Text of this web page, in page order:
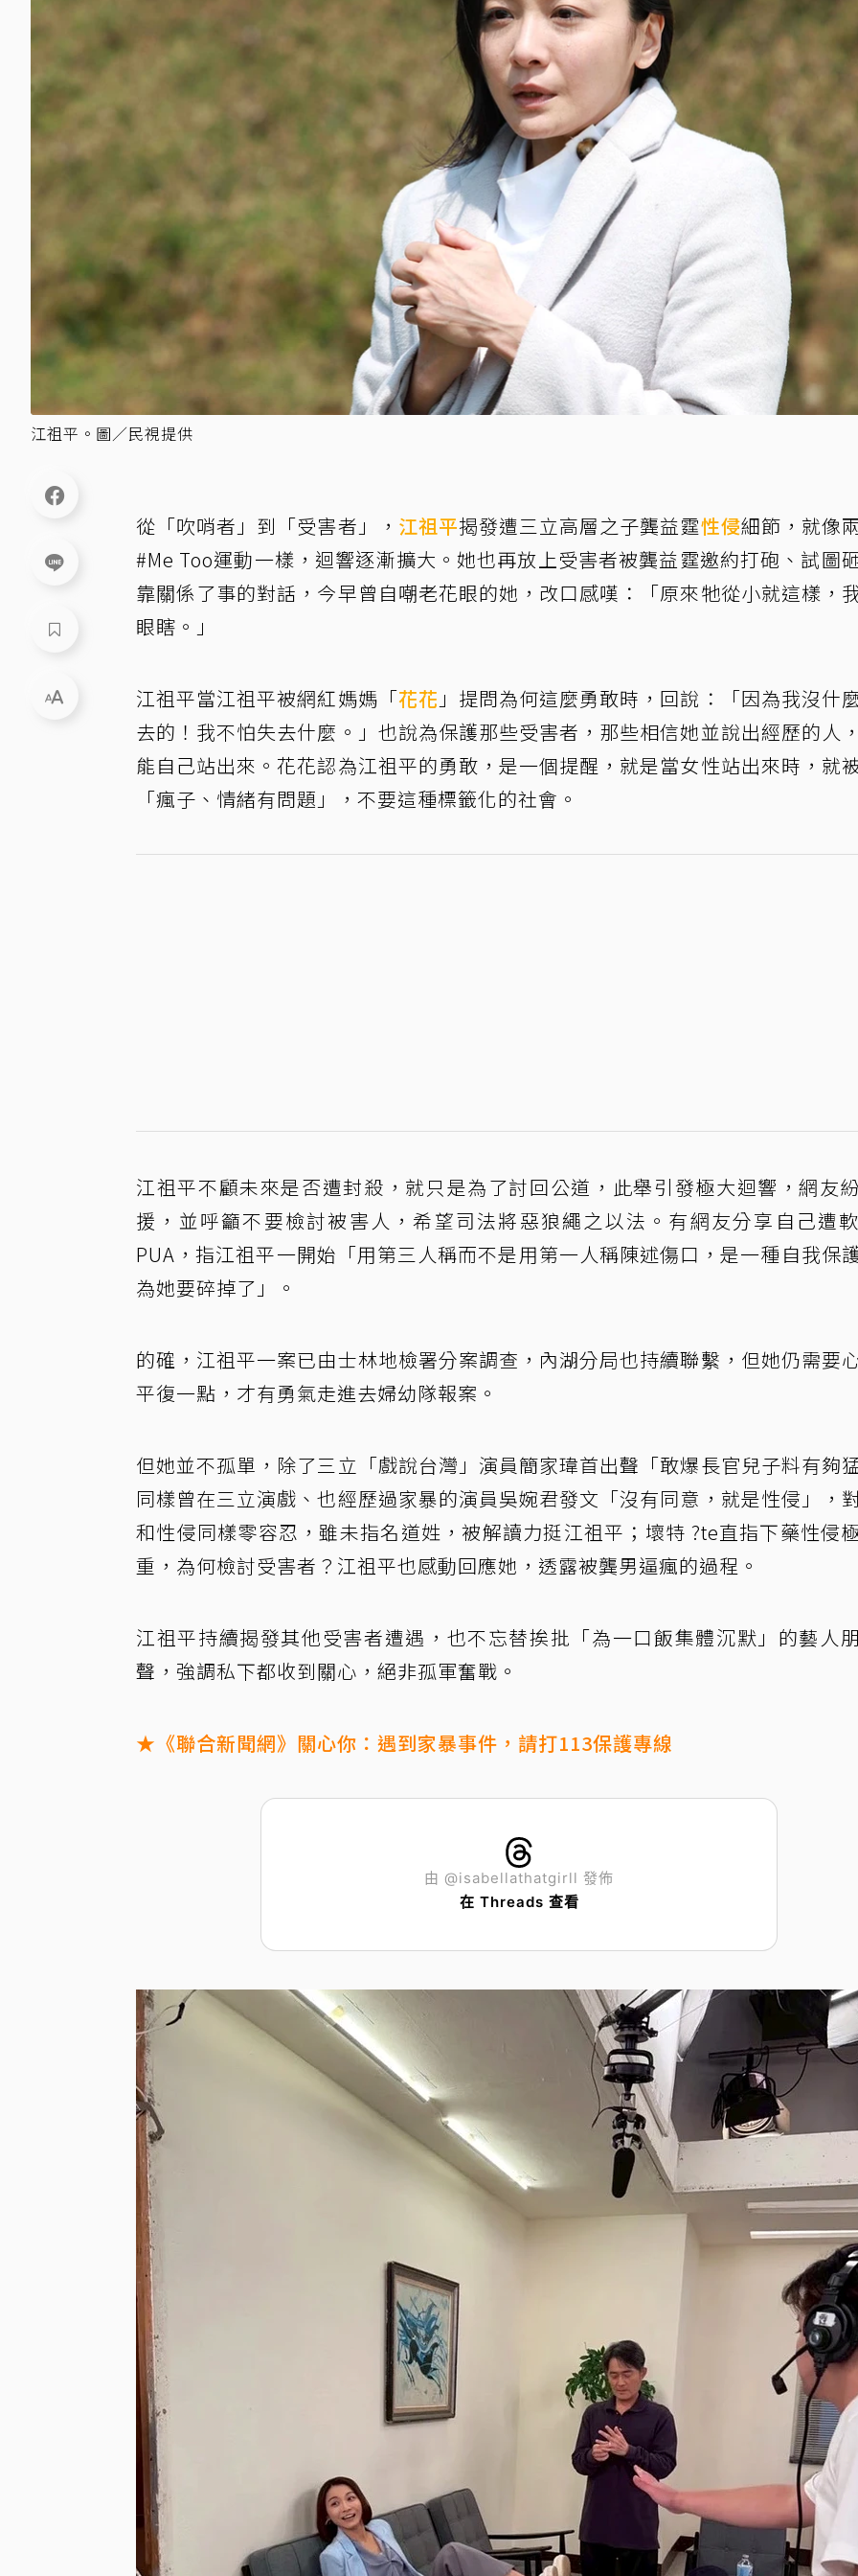
江祖平。圖／民視提供
從「吹哨者」到「受害者」， 江祖平揭發遭三立高層之子龔益霆性侵細節，就像
#Me Too運動一樣，迴響逐漸擴大。她也再放上受害者被龔益霆邀約打砲、試圖
靠關係了事的對話，今早曾自嘲老花眼的她，改口感嘆：「原來牠從小就這樣，
眼瞎。」
江祖平當江祖平被網紅媽媽「花花 」提問為何這麼勇敢時，回說：「因為我沒什
去的！我不怕失去什麼。」也說為保護那些受害者，那些相信她並說出經歷的人
能自己站出來。花花認為江祖平的勇敢，是一個提醒，就是當女性站出來時，就
「瘋子、情緒有問題」，不要這種標籤化的社會。
江祖平不顧未來是否遭封殺，就只是為了討回公道，此舉引發極大迴響，網友
援，並呼籲不要檢討被害人，希望司法將惡狼繩之以法。有網友分享自己遭
PUA，指江祖平一開始「用第三人稱而不是用第一人稱陳述傷口，是一種自我保
為她要碎掉了」。
的確，江祖平一案已由士林地檢署分案調查，內湖分局也持續聯繫，但她仍需要
平復一點，才有勇氣走進去婦幼隊報案。
但她並不孤單，除了三立「戲說台灣」演員簡家瑋首出聲「敢爆長官兒子料有夠
同樣曾在三立演戲、也經歷過家暴的演員吳婉君發文「沒有同意，就是性侵」，
和性侵同樣零容忍，雖未指名道姓，被解讀力挺江祖平；壞特 ?te直指下藥性侵
重，為何檢討受害者？江祖平也感動回應她，透露被龔男逼瘋的過程。
江祖平持續揭發其他受害者遭遇，也不忘替挨批「為一口飯集體沉默」的藝人
聲，強調私下都收到關心，絕非孤軍奮戰。
★《聯合新聞網》關心你：遇到家暴事件，請打113保護專線
由 @isabellathatgirll 發佈
在 Threads 查看